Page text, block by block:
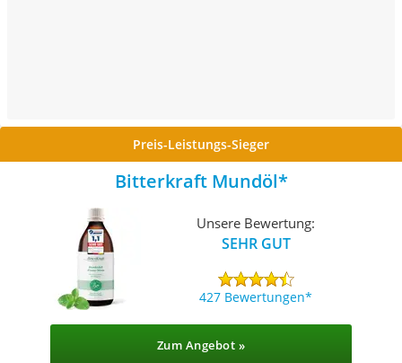
Preis-Leistungs-Sieger
Bitterkraft Mundöl
Unsere Bewertung:
SEHR GUT
427 Bewertungen
Zum Angebot »